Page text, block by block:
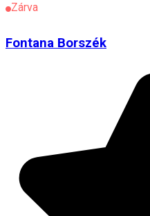
Zárva
Fontana Borszék